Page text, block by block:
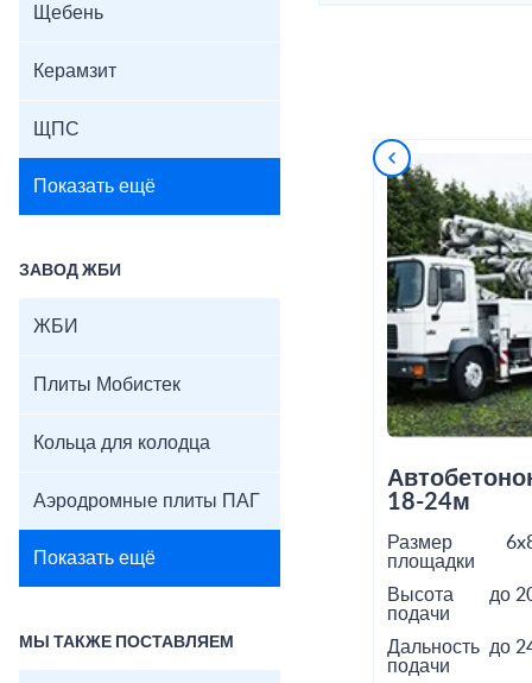
Щебень
Керамзит
ЩПС
Показать ещё
ЗАВОД ЖБИ
ЖБИ
Плиты Мобистек
Кольца для колодца
Аэродромные плиты ПАГ
Показать ещё
МЫ ТАКЖЕ ПОСТАВЛЯЕМ
18-24м
Размер
площадки
Высота
подачи
до
Дальность
подачи
до